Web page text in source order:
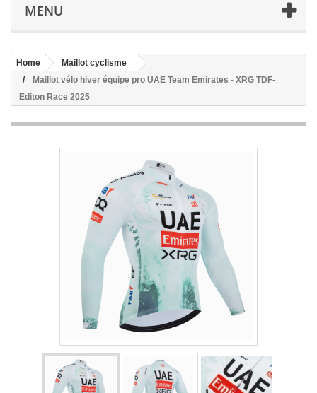
MENU
Home
Maillot cyclisme
Maillot vélo hiver équipe pro UAE Team Emirates - XRG TDF-
Editon Race 2025